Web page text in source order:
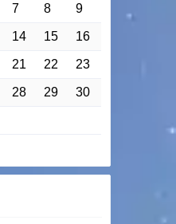
7 8 9
14 15 16
21 22 23
28 29 30